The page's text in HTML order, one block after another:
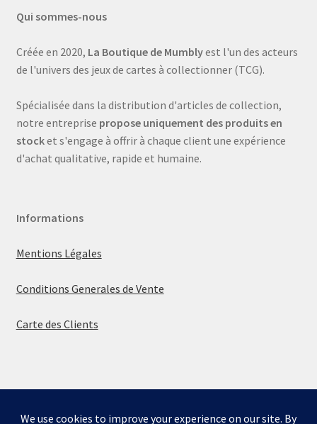
Qui sommes-nous
Créée en 2020, La Boutique de Mumblyest l'un des acteurs
de l'univers des jeux de cartes à collectionner (TCG).
Spécialisée dans la distribution d'articles de collection,
notre entreprise propose uniquement des produits en
stocket s'engage à offrir à chaque client une expérience
d'achat qualitative, rapide et humaine.
Informations
Mentions Légales
Conditions Generales de Vente
Carte des Clients
© La boutique de Mumbly 2026